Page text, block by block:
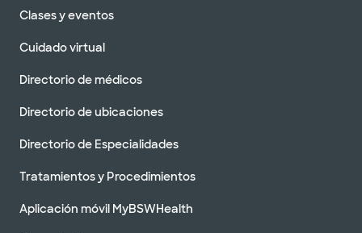
Clases y eventos
Cuidado virtual
Directorio de médicos
Directorio de ubicaciones
Directorio de Especialidades
Tratamientos y Procedimientos
Aplicación móvil MyBSWHealth